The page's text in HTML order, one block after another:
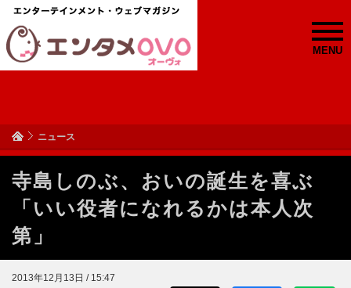
MENU
ニュース
寺島しのぶ、おいの誕生を喜ぶ
「いい役者になれるかは本人次
第」
2013年12月13日 / 15:47